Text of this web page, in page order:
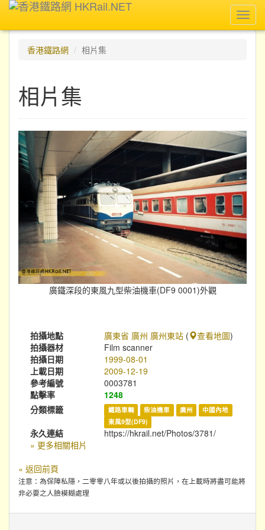
香港鐵路網
相片集
相片集
廣鐵深段的東風九型柴油機車(DF9 0001)外觀
拍攝地點 廣東省 廣州 廣州東站 ( 查看地圖)
拍攝器材
Film scanner
拍攝日期
1999-08-01
上載日期
2009-12-19
參考編號
0003781
點擊率
1248
分類標籤
鐵路車輛 柴油機車 廣州
中國內地
東風9型(DF9)
永久連結
https://hkrail.net/Photos/3781/
» 更多相關相片
« 返回前頁
注意：為保障私隱，二零零八年或以後拍攝的照片，在上載時將盡可能將
非必要之人臉模糊處理